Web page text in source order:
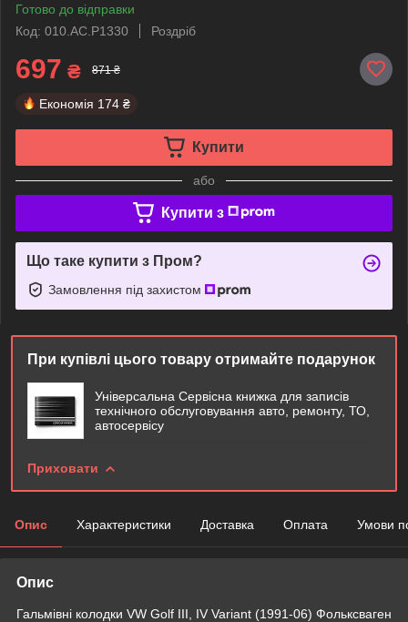
Готово до відправки
Код: 010.AC.P1330
Роздріб
697 ₴ 871 ₴
Економія 174 ₴
Купити
або
Купити з
Що таке купити з Пром?
Замовлення під захистом
При купівлі цього товару отримайте подарунок
Універсальна Сервісна книжка для записів
технічного обслуговування авто, ремонту, ТО,
автосервісу
Приховати
Опис Характеристики Доставка Оплата Умови
Опис
Гальмівні колодки VW Golf III, IV Variant (1991-06) Фольксваген